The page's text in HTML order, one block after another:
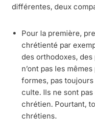
différentes, deux
Pour la première,
chrétienté par
des orthodoxes,
n’ont pas les
formes, pas
culte. Ils ne sont pas
chrétien. Pourtant,
chrétiens.